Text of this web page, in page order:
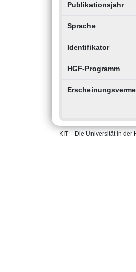
Publikationsjahr
Sprache
Identifikator
HGF-Programm
KIT – Die Universität in der